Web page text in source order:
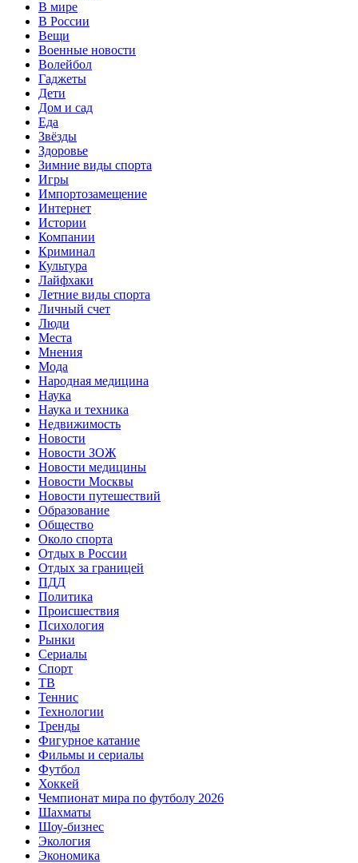
В мире
В России
Вещи
Военные новости
Волейбол
Гаджеты
Дети
Дом и сад
Еда
Звёзды
Здоровье
Зимние виды спорта
Игры
Импортозамещение
Интернет
Истории
Компании
Криминал
Культура
Лайфхаки
Летние виды спорта
Личный счет
Люди
Места
Мнения
Мода
Народная медицина
Наука
Наука и техника
Недвижимость
Новости
Новости ЗОЖ
Новости медицины
Новости Москвы
Новости путешествий
Образование
Общество
Около спорта
Отдых в России
Отдых за границей
ПДД
Политика
Происшествия
Психология
Рынки
Сериалы
Спорт
ТВ
Теннис
Технологии
Тренды
Фигурное катание
Фильмы и сериалы
Футбол
Хоккей
Чемпионат мира по футболу 2026
Шахматы
Шоу-бизнес
Экология
Экономика